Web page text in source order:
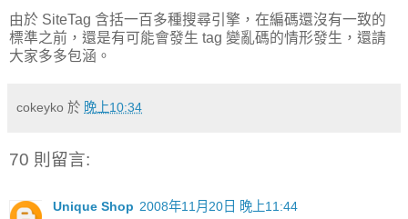
由於 SiteTag 含括一百多種搜尋引擎，在編碼還沒有一致的
標準之前，還是有可能會發生 tag 變亂碼的情形發生，還請
大家多多包涵。
cokeyko 於 晚上10:34
70 則留言:
Unique Shop 2008年11月20日 晚上11:44